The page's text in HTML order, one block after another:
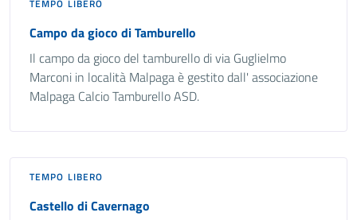
TEMPO LIBERO
Campo da gioco di Tamburello
Il campo da gioco del tamburello di via Guglielmo
Marconi in località Malpaga è gestito dall' associazione
Malpaga Calcio Tamburello ASD.
TEMPO LIBERO
Castello di Cavernago